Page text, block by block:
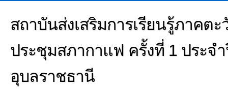
สถาบันส่งเสริมการเรียนรู้ภาคต
ประชุมสภากาแฟ ครั้งที่ 1 ประจ
อุบลราชธานี